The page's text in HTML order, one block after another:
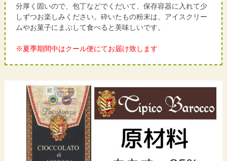
分厚く固いので、包丁などでくだいて、保存容器に入れて少
しずつお楽しみください。砕いたもの粉末は、アイスクリー
ムやお菓子にまぶして食べると美味しいです。
※夏季期間中はクール便にてお届け致します